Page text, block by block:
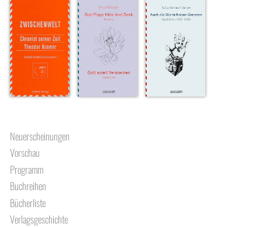
Neuerscheinungen
Vorschau
Programm
Buchreihen
Bücherliste
Verlagsgeschichte